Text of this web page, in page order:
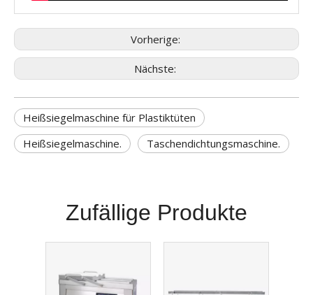
Vorherige:
Nächste:
Heißsiegelmaschine für Plastiktüten
Heißsiegelmaschine.
Taschendichtungsmaschine.
Zufällige Produkte